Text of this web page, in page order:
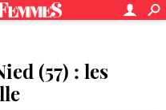
(57) : les